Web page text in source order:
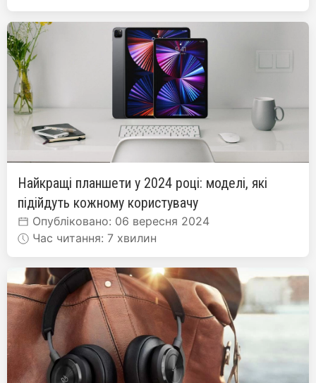
Найкращі планшети у 2024 році: моделі, які
підійдуть кожному користувачу
Опубліковано: 06 вересня 2024
Час читання: 7 хвилин